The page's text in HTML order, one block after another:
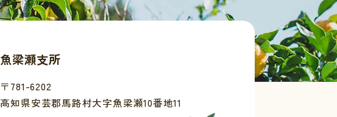
魚梁瀬支所
〒781-6202
高知県安芸郡馬路村大字魚梁瀬10番地11